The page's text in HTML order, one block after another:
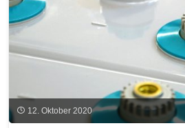
12. Oktober 2020